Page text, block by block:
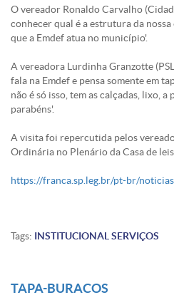
O vereador Ronaldo Carvalho
conhecer qual é a estrutura da
que a Emdef atua no município'.
A vereadora Lurdinha Granzotte
fala na Emdef e pensa somente em
não é só isso, tem as calçadas, lixo,
parabéns'.
A visita foi repercutida pelos
Ordinária no Plenário da Casa de
https://franca.sp.leg.br/pt-br/
Tags: INSTITUCIONAL SERVIÇOS
TAPA-BURACOS